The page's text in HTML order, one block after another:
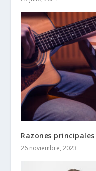
Razones
26 noviembre, 2023